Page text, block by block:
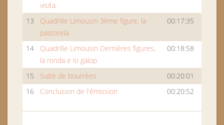
visita
13
Quadrille Limousin 3ème figure, la
pastorela
00:17:35
14
Quadrille Limousin Dernières figures,
la ronda e lo galop
00:18:58
15 Suite de bourrées
00:20:01
16
Conclusion de l'émission 00:20:52